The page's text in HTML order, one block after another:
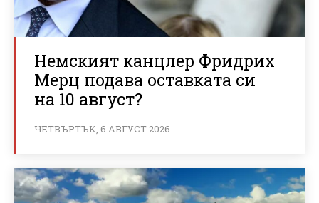
Немският канцлер Фридрих
Мерц подава оставката си
на 10 август?
ЧЕТВЪРТЪК, 6 АВГУСТ 2026